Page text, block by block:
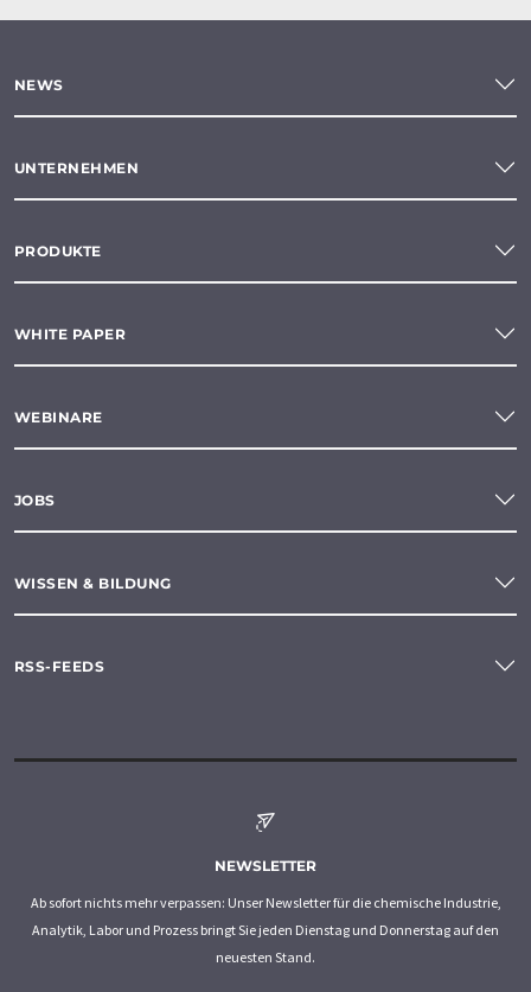
NEWS
UNTERNEHMEN
PRODUKTE
WHITE PAPER
WEBINARE
JOBS
WISSEN & BILDUNG
RSS-FEEDS
NEWSLETTER
Ab sofort nichts mehr verpassen: Unser Newsletter für die chemische Industrie,
Analytik, Labor und Prozess bringt Sie jeden Dienstag und Donnerstag auf den
neuesten Stand.